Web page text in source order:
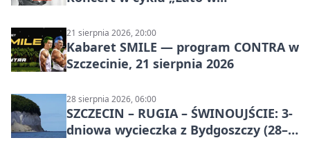
21 sierpnia 2026, 20:00
Kabaret SMILE — program CONTRA w
Szczecinie, 21 sierpnia 2026
28 sierpnia 2026, 06:00
SZCZECIN – RUGIA – ŚWINOUJŚCIE: 3-
dniowa wycieczka z Bydgoszczy (28–